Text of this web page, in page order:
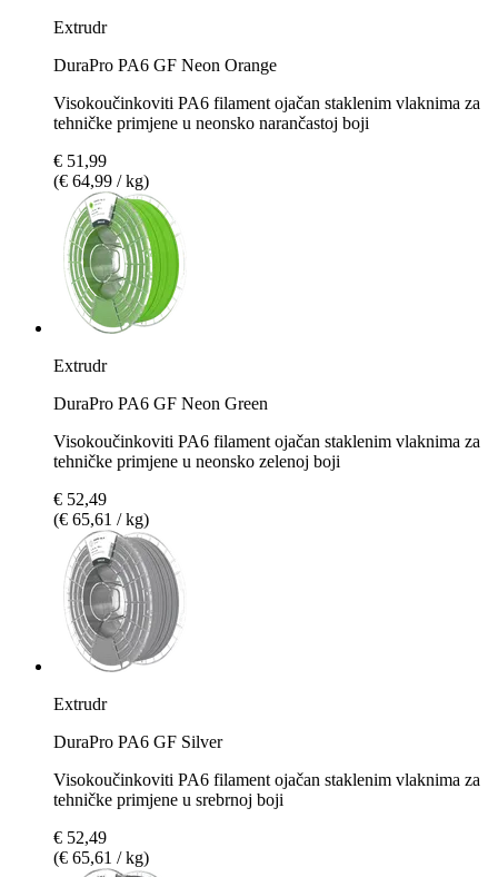
Extrudr
DuraPro PA6 GF Neon Orange
Visokoučinkoviti PA6 filament ojačan staklenim vlaknima za
tehničke primjene u neonsko narančastoj boji
€ 51,99
(€ 64,99 / kg)
Extrudr
DuraPro PA6 GF Neon Green
Visokoučinkoviti PA6 filament ojačan staklenim vlaknima za
tehničke primjene u neonsko zelenoj boji
€ 52,49
(€ 65,61 / kg)
Extrudr
DuraPro PA6 GF Silver
Visokoučinkoviti PA6 filament ojačan staklenim vlaknima za
tehničke primjene u srebrnoj boji
€ 52,49
(€ 65,61 / kg)